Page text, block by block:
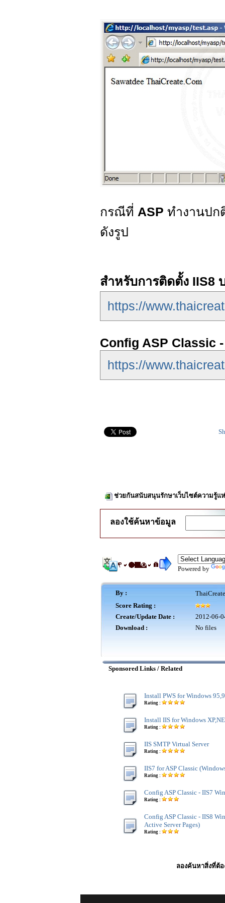
กรณีที่ ASP ทำงานป
ดังรูป
สำหรับการติดตั้ง IIS8
https://
Config ASP Classic
https://
ช่วยกันสนับสนุนรักษาเว็บไซต์ความรู้แ
ลองใช้ค้นหาข้อมูล
Powered by
By :
Score Rating :
Create/Update Date :
2012-06-
Download :
No files
Sponsored Links / Related
Install PWS for Windows
Rating :
Install IIS for Windows
Rating :
IIS SMTP Virtual Server
Rating :
IIS7 for ASP Classic
Rating :
Config ASP Classic - IIS7
Rating :
Config ASP Classic - IIS8
Active Server Pages)
Rating :
ลองค้นหาสิ่งที่ต้อ